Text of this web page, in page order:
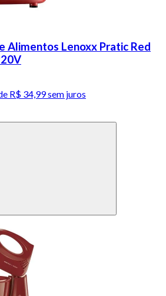
Alimentos Lenoxx Pratic Red
R$ 34,99 sem juros